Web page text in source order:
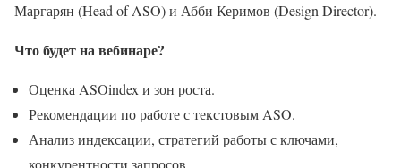
Маргарян (Head of ASO) и Абби Керимов (Design Director).
Что будет на вебинаре?
Оценка ASOindex и зон роста.
Рекомендации по работе с текстовым ASO.
Анализ индексации, стратегий работы с ключами,